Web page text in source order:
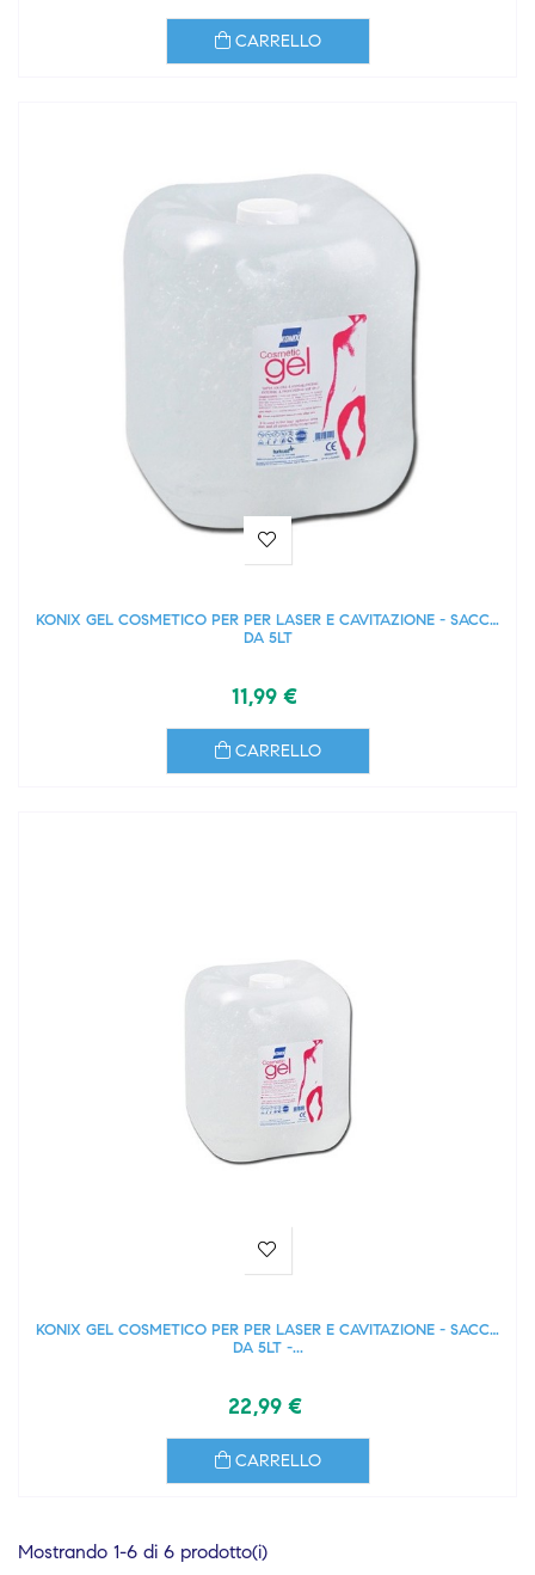
CARRELLO
KONIX GEL COSMETICO PER PER LASER E CAVITAZIONE - SACCA
DA 5LT
11,99 €
CARRELLO
KONIX GEL COSMETICO PER PER LASER E CAVITAZIONE - SACCA
DA 5LT -...
22,99 €
CARRELLO
Mostrando 1-6 di 6 prodotto(i)